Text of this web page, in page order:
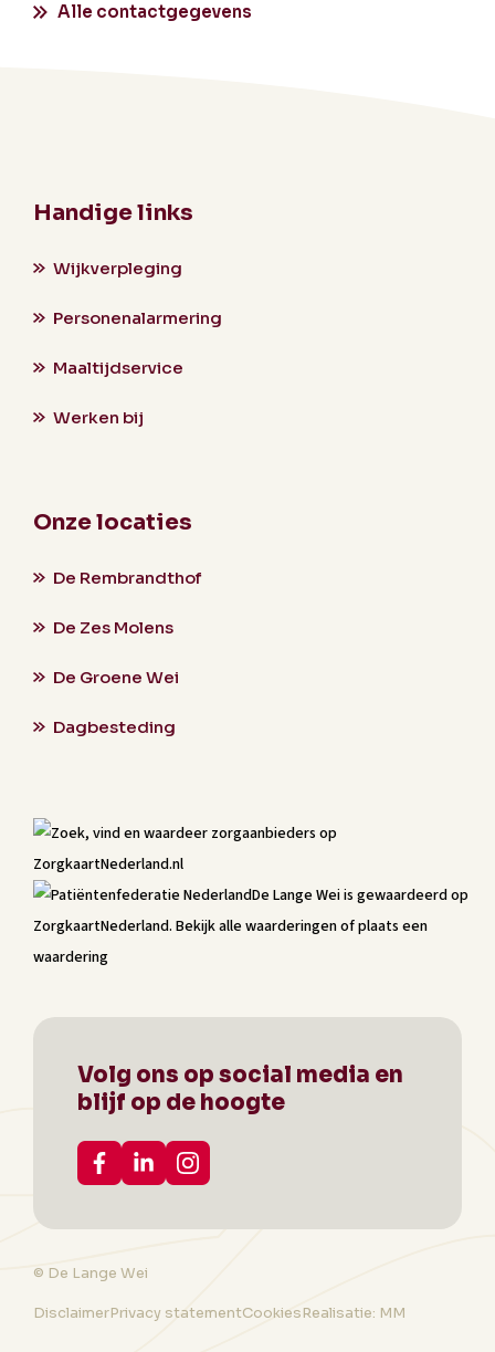
Alle contactgegevens
Handige links
Wijkverpleging
Personenalarmering
Maaltijdservice
Werken bij
Onze locaties
De Rembrandthof
De Zes Molens
De Groene Wei
Dagbesteding
De Lange Weiis gewaardeerd op
ZorgkaartNederland. Bekijk alle waarderingenofplaats een
waardering
Volg ons op social media en
blijf op de hoogte
© De Lange Wei
DisclaimerPrivacy statementCookiesRealisatie: MM